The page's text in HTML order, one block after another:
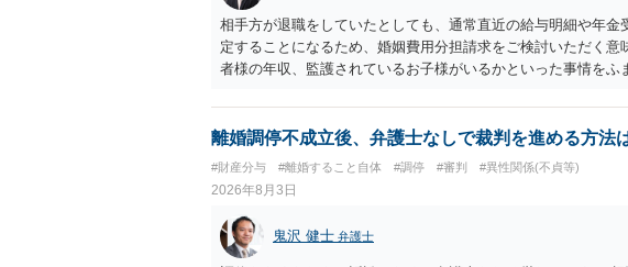
相手方が退職をしていたとしても、通常直近の給与明細や年
定することになるため、婚姻費用分担請求をご検討いただく
者様の年収、監護されているお子様がいるかといった事情を
離婚調停不成立後、弁護士なしで裁判を進める方法
#財産分与 #離婚すること自体 #調停 #審判 #異性関係(不貞等)
2026年8月3日
鬼沢 健士 弁護士